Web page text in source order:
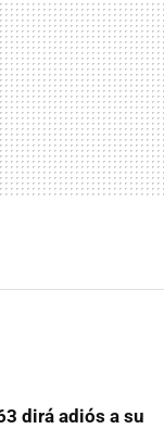
dirá adiós a su